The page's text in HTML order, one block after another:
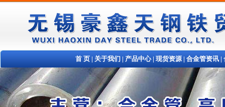
首 页 | 关于我们 | 产品中心| 现货资源| 合金管资讯 |